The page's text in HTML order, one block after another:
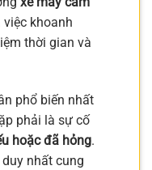
việc khoanh
thời gian và
phổ biến nhất
phải là sự cố
hoặc đã hỏng.
nhất cung